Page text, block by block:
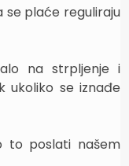
se plaće reguliraju
na strpljenje i
ukoliko se iznađe
to poslati našem